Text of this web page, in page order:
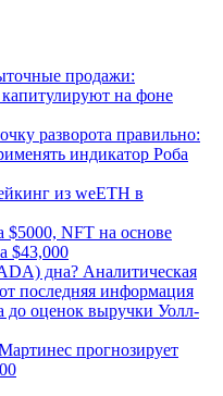
продажи:
на фоне
разворота правильно:
индикатор Роба
из weETH в
$5000, NFT на основе
$43,000
дна? Аналитическая
последняя информация
до оценок выручки Уолл-
прогнозирует